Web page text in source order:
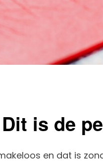
is de
en dat is